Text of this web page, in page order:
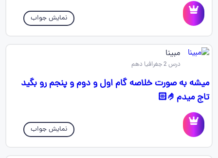
نمایش جواب
مبینا
درس 2 جغرافیا دهم
میشه به صورت خلاصه گام اول و دوم و پنجم رو بگید
تاج میدم🤌🏻
نمایش جواب